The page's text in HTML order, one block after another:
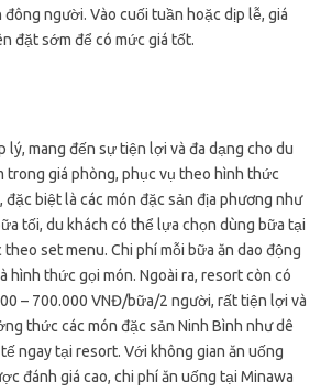
người. Vào cuối tuần hoặc dịp lễ, giá
đặt sớm để có mức giá tốt.
lý, mang đến sự tiện lợi và đa dạng cho du
trong giá phòng, phục vụ theo hình thức
biệt là các món đặc sản địa phương như
tối, du khách có thể lựa chọn dùng bữa tại
set menu. Chi phí mỗi bữa ăn dao động
thức gọi món. Ngoài ra, resort còn có
– 700.000 VNĐ/bữa/2 người, rất tiện lợi và
thức các món đặc sản Ninh Bình như dê
ngay tại resort. Với không gian ăn uống
đánh giá cao, chi phí ăn uống tại Minawa